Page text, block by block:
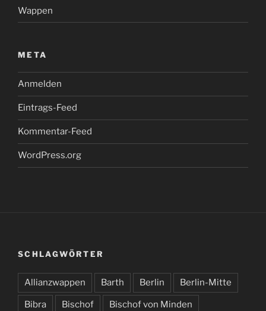
Wappen
META
Anmelden
Eintrags-Feed
Kommentar-Feed
WordPress.org
SCHLAGWÖRTER
Allianzwappen Barth Berlin Berlin-Mitte
Bibra Bischof Bischof von Minden